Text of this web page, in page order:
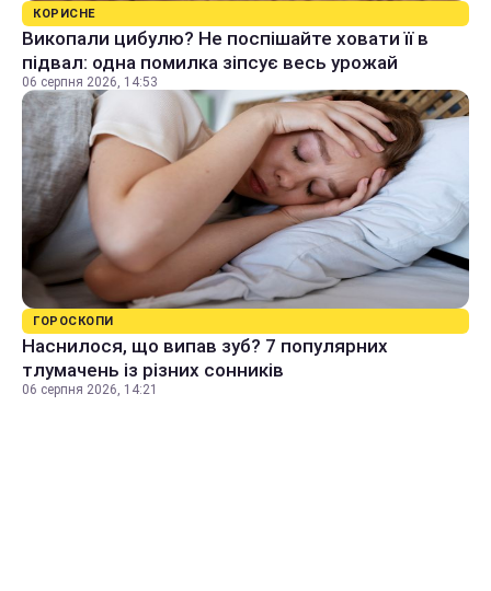
КОРИСНЕ
Викопали цибулю? Не поспішайте ховати її в
підвал: одна помилка зіпсує весь урожай
06 серпня 2026, 14:53
ГОРОСКОПИ
Наснилося, що випав зуб? 7 популярних
тлумачень із різних сонників
06 серпня 2026, 14:21